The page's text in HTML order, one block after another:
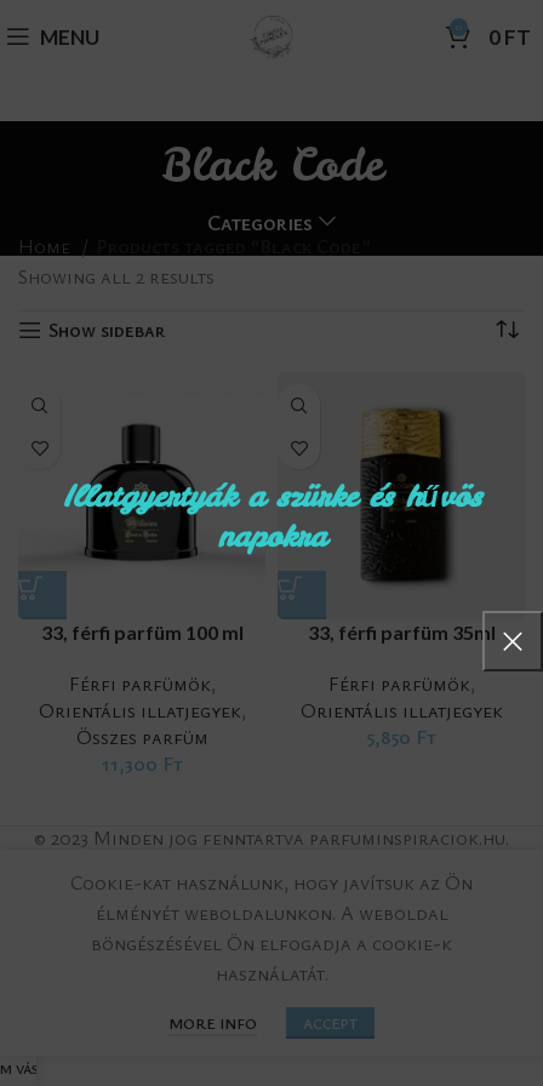
Illatgyertyák a szürke és hűvös
napokra
MENU 0 0FT
Black Code
Categories
Home
Showing all 2 results
Show sidebar
33, férfi parfüm 100 ml
Férfi parfümök,
Orientális illatjegyek,
Összes parfüm
11,300 Ft
33, férfi parfüm 35ml
Férfi parfümök,
Orientális illatjegyek
5,850 Ft
© 2023 Minden jog fenntartva parfuminspiraciok.hu.
Cookie-kat használunk, hogy javítsuk az Ön
élményét weboldalunkon. A weboldal
böngészésével Ön elfogadja a cookie-k
használatát.
MORE INFO ACCEPT
VÁSÁRLÁS